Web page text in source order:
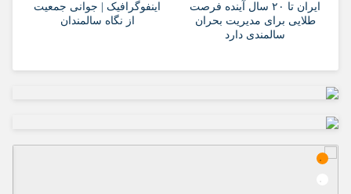
ایران تا ۲۰ سال آینده فرصت
طلایی برای مدیریت بحران
سالمندی دارد
اینفوگرافیک | جوانی جمعیت
از نگاه سالمندان